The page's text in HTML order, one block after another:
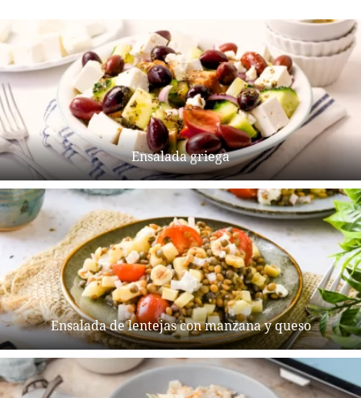
Ensalada griega
Ensalada de lentejas con manzana y queso